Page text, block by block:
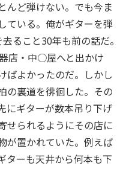
んど弾けない。でも今ま
ている。俺がギターを弾
ること30年も前の話だ。
店・中○屋へと出かけ
ばよかったのだ。しかし
の裏道を徘徊した。その
にギターが数本吊り下げ
せられるようにその店に
が置かれていた。例えば
ターも天井から何本も下